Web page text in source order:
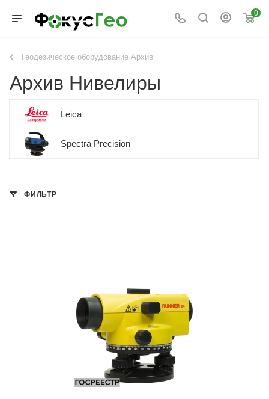
0
Геодезическое оборудование Архив
Архив Нивелиры
Leica
Spectra Precision
ФИЛЬТР